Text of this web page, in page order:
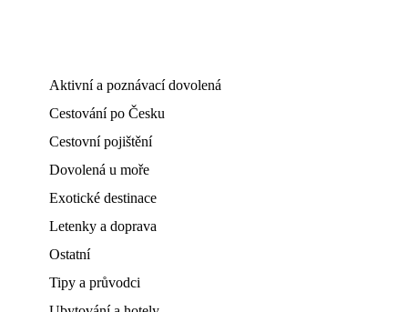
Aktivní a poznávací dovolená
Cestování po Česku
Cestovní pojištění
Dovolená u moře
Exotické destinace
Letenky a doprava
Ostatní
Tipy a průvodci